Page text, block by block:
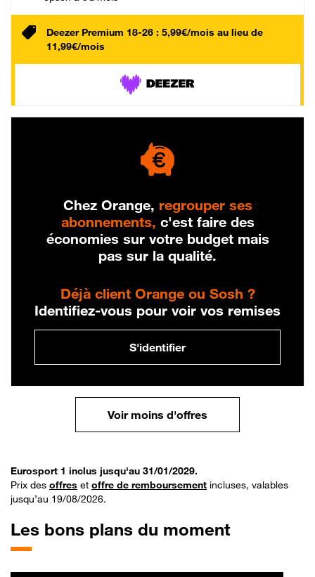
Deezer Premium 18-26 : 5,99€/mois au lieu de
11,99€/mois
Chez Orange, regrouper ses
abonnements, c'est faire des
économies sur votre budget mais
pas sur la qualité.
Déjà client Orange ou Sosh ?
Identifiez-vous pour voir vos remises
S'identifier
Voir moins d'offres
Eurosport 1 inclus jusqu'au 31/01/2029.
Prix des offres et offre de remboursement incluses, valables
jusqu’au 19/08/2026.
Les bons plans du moment